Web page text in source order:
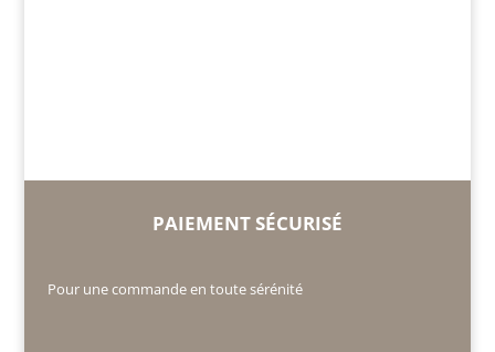
PAIEMENT SÉCURISÉ
Pour une commande en toute sérénité